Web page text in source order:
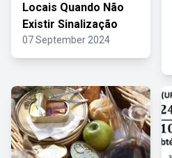
Locais Quando Não
Existir Sinalização
07 September 2024